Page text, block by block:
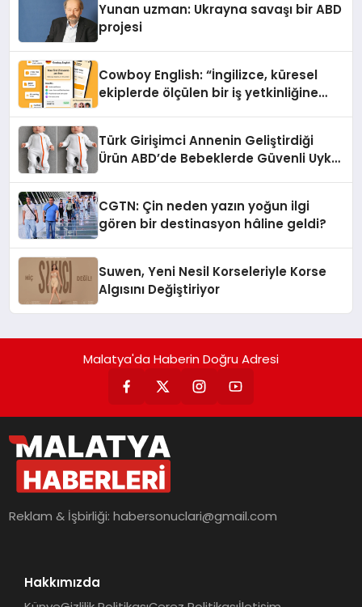
Yunan uzman: Ukrayna savaşı bir ABD
projesi
Cowboy English: “İngilizce, küresel
ekiplerde ölçülen bir iş yetkinliğine
Türk Girişimci Annenin Geliştirdiği
Ürün ABD’de Bebeklerde Güvenli Uyku
CGTN: Çin neden yazın yoğun ilgi
gören bir destinasyon hâline geldi?
Suwen, Yeni Nesil Korseleriyle Korse
Algısını Değiştiriyor
Malatya'da Haberin Doğru Adresi
Reklam & İşbirliği:habersonuclari@gmail.com
Hakkımızda